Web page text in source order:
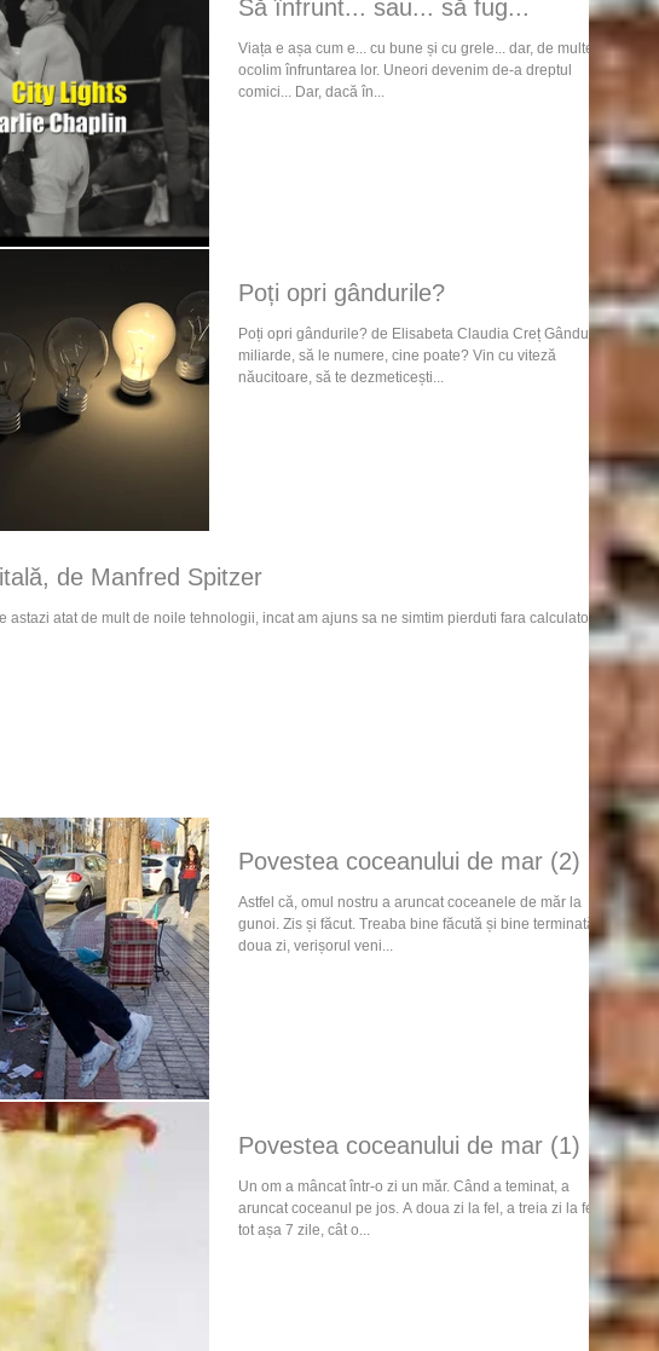
Să înfrunt... sau... să fug...
Viața e așa cum e... cu bune și cu grele... dar, de multe ori,
ocolim înfruntarea lor. Uneori devenim de-a dreptul
comici... Dar, dacă în...
Poți opri gândurile?
Poți opri gândurile? de Elisabeta Claudia Creț Gânduri,
miliarde, să le numere, cine poate? Vin cu viteză
năucitoare, să te dezmeticești...
de Manfred Spitzer
astazi atat de mult de noile tehnologii, incat am ajuns sa ne simtim pierduti fara calculator,
Povestea coceanului de mar (2)
Astfel că, omul nostru a aruncat coceanele de măr la
gunoi. Zis și făcut. Treaba bine făcută și bine terminată. A
doua zi, verișorul veni...
Povestea coceanului de mar (1)
Un om a mâncat într-o zi un măr. Când a teminat, a
aruncat coceanul pe jos. A doua zi la fel, a treia zi la fel și
tot așa 7 zile, cât o...